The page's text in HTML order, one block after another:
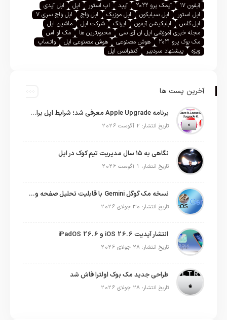
آیفون ۱۷
آیمک پرو ۲۰۲۲ آیپد اپ استور اپل
اپل آیدی
اپل استور
اپل سیلیکون اپل موزیک اپل واچ
اپل واچ سری ۷
اپل گلس
اپلیکیشن آیفون ایرتگ شرکت اپل
ماشین اپل
مجله خبری آموزشی اپل ان آی سی
محبوبترین ها
مک او اس
مک بوک پرو ۲۰۲۱
هوش مصنوعی هوش مصنوعی اپل
واتساپ
ویژه
پیشنهاد سردبیر کنفرانس اپل
آخرین پست ها
برنامه Apple Upgrade معرفی شد؛ شرایط اپل برای اجاره آیفون، آیپد، مک و اپل واچ
تاریخ انتشار: 2 آگوست 2026
نگاهی به ۱۵ سال مدیریت تیم کوک در اپل
تاریخ انتشار: 1 آگوست 2026
نسخه مک گوگل Gemini با قابلیت تحلیل صفحه و دستورات صوتی در به‌روزرسانی جدید
تاریخ انتشار: 30 جولای 2026
انتشار آپدیت iOS 26.6 و iPadOS 26.6
تاریخ انتشار: 28 جولای 2026
طراحی جدید مک بوک اولترا فاش شد
تاریخ انتشار: 28 جولای 2026